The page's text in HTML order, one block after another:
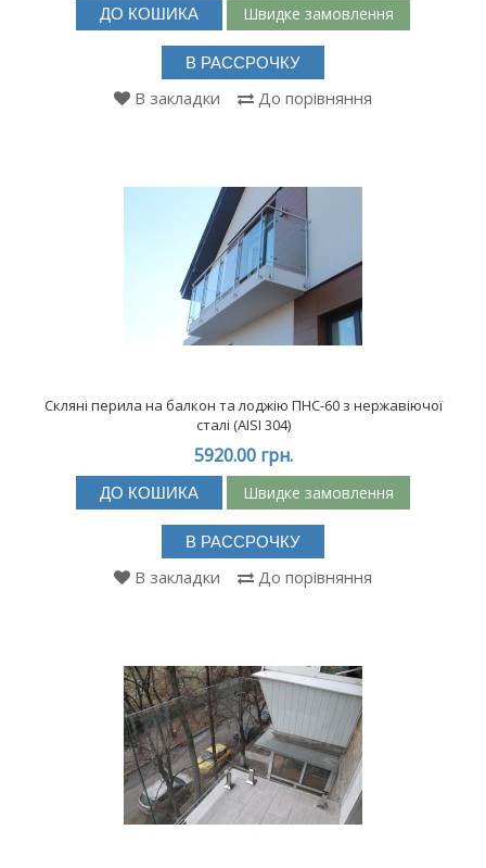
ДО КОШИКА Швидке замовлення
В РАССРОЧКУ
В закладки До порівняння
Скляні перила на балкон та лоджію ПНС-60 з нержавіючої
сталі (АISI 304)
5920.00 грн.
ДО КОШИКА Швидке замовлення
В РАССРОЧКУ
В закладки До порівняння